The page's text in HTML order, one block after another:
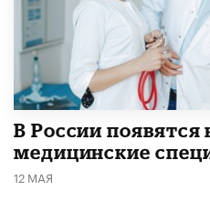
В России появятся
медицинские
12 МАЯ